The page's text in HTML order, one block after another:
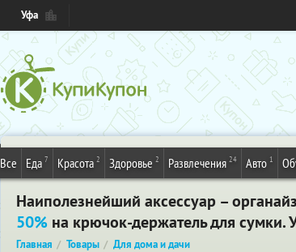
Уфа
Все Еда 7 Красота 2 Здоровье 2 Развлечения 24 Авто 1
Наиполезнейший аксессуар –
50% на крючок-держатель для сумки.
Главная Товары Для дома и дачи